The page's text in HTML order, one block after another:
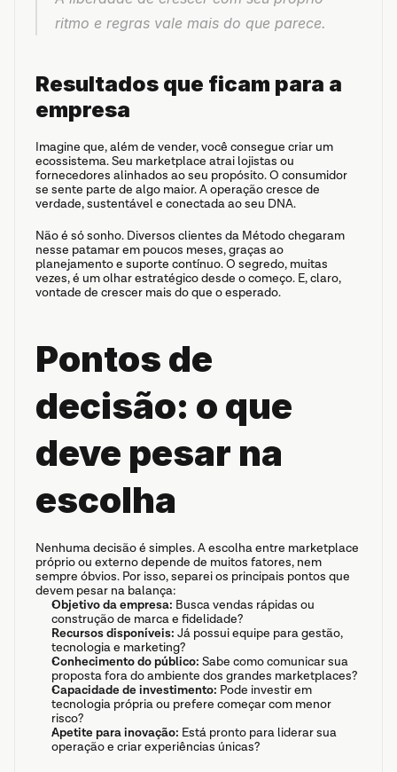
ritmo e regras vale mais do que parece.
Resultados que ficam para a
empresa
Imagine que, além de vender, você consegue criar um
ecossistema. Seu marketplace atrai lojistas ou
fornecedores alinhados ao seu propósito. O consumidor
se sente parte de algo maior. A operação cresce de
verdade, sustentável e conectada ao seu DNA.
Não é só sonho. Diversos clientes da Método chegaram
nesse patamar em poucos meses, graças ao
planejamento e suporte contínuo. O segredo, muitas
vezes, é um olhar estratégico desde o começo. E, claro,
vontade de crescer mais do que o esperado.
Pontos de
decisão: o que
deve pesar na
escolha
Nenhuma decisão é simples. A escolha entre marketplace
próprio ou externo depende de muitos fatores, nem
sempre óbvios. Por isso, separei os principais pontos que
devem pesar na balança:
Objetivo da empresa: Busca vendas rápidas ou
construção de marca e fidelidade?
Recursos disponíveis: Já possui equipe para gestão,
tecnologia e marketing?
Conhecimento do público: Sabe como comunicar sua
proposta fora do ambiente dos grandes marketplaces?
Capacidade de investimento: Pode investir em
tecnologia própria ou prefere começar com menor
risco?
Apetite para inovação: Está pronto para liderar sua
operação e criar experiências únicas?